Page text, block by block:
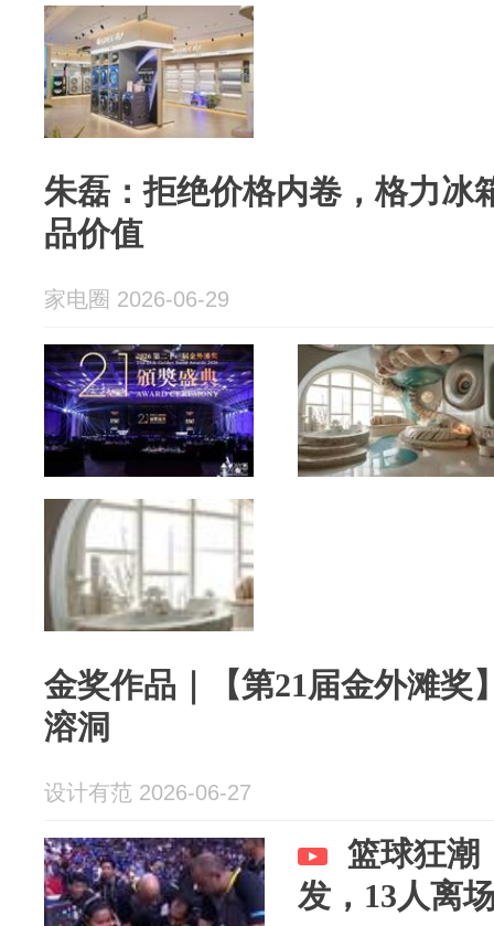
朱磊：拒绝价格内卷，格力冰
品价值
家电圈 2026-06-29
金奖作品｜【第21届金外滩奖
溶洞
设计有范 2026-06-27
篮球狂潮
发，13人离